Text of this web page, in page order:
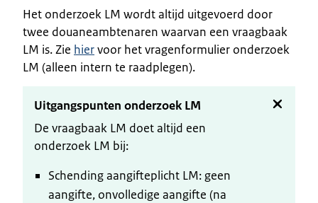
Het onderzoek LM wordt altijd uitgevoerd door
twee douaneambtenaren waarvan een vraagbaak
LM is. Zie hiervoor het vragenformulier onderzoek
LM (alleen intern te raadplegen).
Uitgangspunten onderzoek LM
De vraagbaak LM doet altijd een
onderzoek LM bij:
Schending aangifteplicht LM: geen
aangifte, onvolledige aangifte (na